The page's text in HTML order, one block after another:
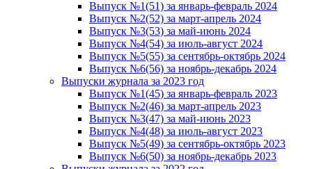
Выпуск №1(51) за январь-февраль 2024
Выпуск №2(52) за март-апрель 2024
Выпуск №3(53) за май-июнь 2024
Выпуск №4(54) за июль-август 2024
Выпуск №5(55) за сентябрь-октябрь 2024
Выпуск №6(56) за ноябрь-декабрь 2024
Выпуски журнала за 2023 год
Выпуск №1(45) за январь-февраль 2023
Выпуск №2(46) за март-апрель 2023
Выпуск №3(47) за май-июнь 2023
Выпуск №4(48) за июль-август 2023
Выпуск №5(49) за сентябрь-октябрь 2023
Выпуск №6(50) за ноябрь-декабрь 2023